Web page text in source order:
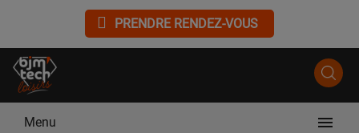
PRENDRE RENDEZ-VOUS
Menu 